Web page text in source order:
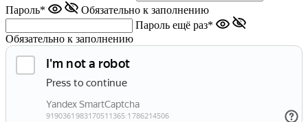
Пароль*
Обязательно к заполнению
Пароль ещё раз*
Обязательно к заполнению